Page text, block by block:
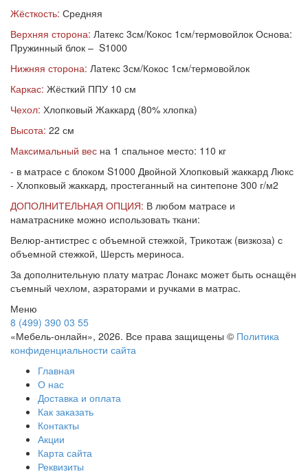
Жёсткость: Средняя
Верхняя сторона: Латекс 3см/Кокос 1см/термовойлок Основа:
Пружинный блок – S1000
Нижняя сторона: Латекс 3см/Кокос 1см/термовойлок
Каркас: Жёсткий ППУ 10 см
Чехол: Хлопковый Жаккард (80% хлопка)
Высота: 22 см
Максимальный вес на 1 спальное место: 110 кг
- в матрасе с блоком S1000 Двойной Хлопковый жаккард Люкс
- Хлопковый жаккард, простеганный на синтепоне 300 г/м2
ДОПОЛНИТЕЛЬНАЯ ОПЦИЯ: В любом матрасе и
наматраснике можно использовать ткани:
Велюр-антистрес с объемной стежкой, Трикотаж (визкоза) с
объемной стежкой, Шерсть мериноса.
За дополнительную плату матрас Лонакс может быть оснащён
съемный чехлом, аэраторами и ручками в матрас.
Меню
8 (499) 390 03 55
«Мебель-онлайн», 2026. Все права защищены © Политика
конфиденциальности сайта
Главная
О нас
Доставка и оплата
Как заказать
Контакты
Акции
Карта сайта
Реквизиты